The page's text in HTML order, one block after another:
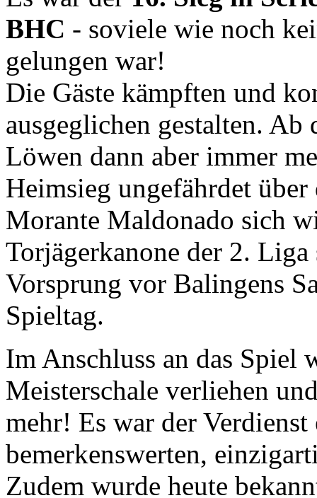
BHC - soviele wie noch
gelungen war!
Die Gäste kämpften und
ausgeglichen gestalten.
Löwen dann aber immer
Heimsieg ungefährdet
Morante Maldonado sich
Torjägerkanone der 2.
Vorsprung vor Balingens
Spieltag.
Im Anschluss an das Spiel
Meisterschale verliehen
mehr! Es war der
bemerkenswerten,
Zudem wurde heute